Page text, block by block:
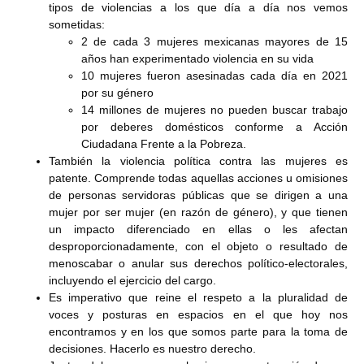
tipos de violencias a los que día a día nos vemos
sometidas:
2 de cada 3 mujeres mexicanas mayores de 15
años han experimentado violencia en su vida
10 mujeres fueron asesinadas cada día en 2021
por su género
14 millones de mujeres no pueden buscar trabajo
por deberes domésticos conforme a Acción
Ciudadana Frente a la Pobreza.
También la violencia política contra las mujeres es
patente. Comprende todas aquellas acciones u omisiones
de personas servidoras públicas que se dirigen a una
mujer por ser mujer (en razón de género), y que tienen
un impacto diferenciado en ellas o les afectan
desproporcionadamente, con el objeto o resultado de
menoscabar o anular sus derechos político-electorales,
incluyendo el ejercicio del cargo.
Es imperativo que reine el respeto a la pluralidad de
voces y posturas en espacios en el que hoy nos
encontramos y en los que somos parte para la toma de
decisiones. Hacerlo es nuestro derecho.